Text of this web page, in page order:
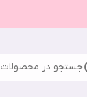
جستجو در محصولات